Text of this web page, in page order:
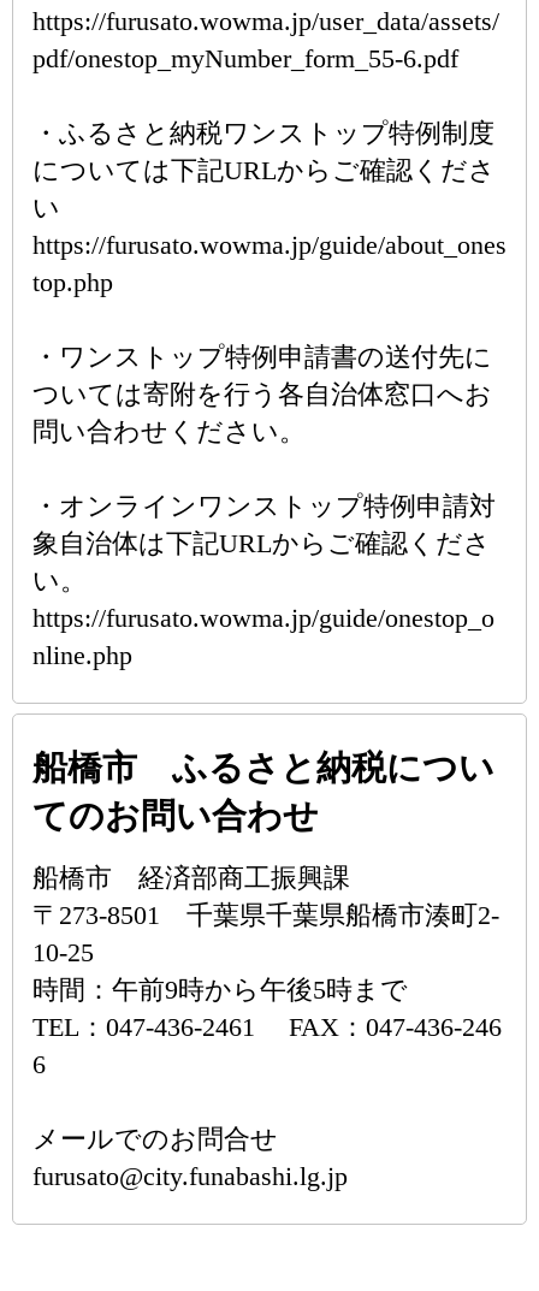
https://furusato.wowma.jp/user_data/assets/
pdf/onestop_myNumber_form_55-6.pdf
・ふるさと納税ワンストップ特例制度
については下記URLからご確認くださ
い
https://furusato.wowma.jp/guide/about_ones
top.php
・ワンストップ特例申請書の送付先に
ついては寄附を行う各自治体窓口へお
問い合わせください。
・オンラインワンストップ特例申請対
象自治体は下記URLからご確認くださ
い。
https://furusato.wowma.jp/guide/onestop_o
nline.php
船橋市 ふるさと納税につい
てのお問い合わせ
船橋市 経済部商工振興課
〒273-8501 千葉県千葉県船橋市湊町2-
10-25
時間：午前9時から午後5時まで
TEL：047-436-2461 FAX：047-436-246
6
メールでのお問合せ
furusato@city.funabashi.lg.jp